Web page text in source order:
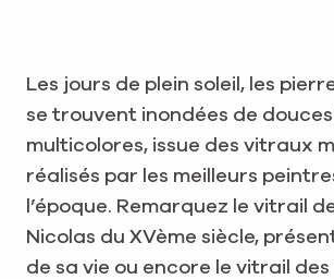
Les jours de plein soleil, les
se trouvent inondées de
multicolores, issue des vitraux
réalisés par les meilleurs
l’époque. Remarquez le vitrail
Nicolas du XVème siècle,
de sa vie ou encore le vitrail des